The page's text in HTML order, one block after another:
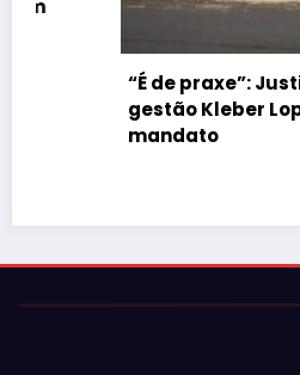
“É de praxe”: Justiça de
gestão Kleber Lopes
mandato